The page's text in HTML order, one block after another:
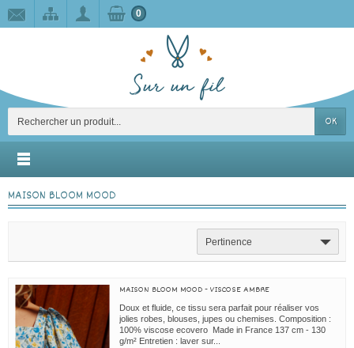
OK
0
MAISON BLOOM MOOD
Pertinence
MAISON BLOOM MOOD - VISCOSE AMBRE
Doux et fluide, ce tissu sera parfait pour réaliser vos
jolies robes, blouses, jupes ou chemises. Composition :
100% viscose ecovero Made in France 137 cm - 130
g/m² Entretien : laver sur...